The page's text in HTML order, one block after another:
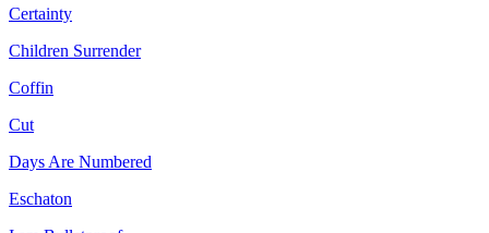
Certainty
Children Surrender
Coffin
Cut
Days Are Numbered
Eschaton